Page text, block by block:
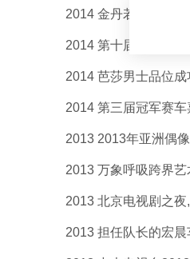
2014 金丹若国际微电
2014 第十届全国电视
2014 芭莎男士品位成功
2014 第三届冠军赛车
2013 2013年亚洲偶像
2013 万象呼吸跨界艺术
2013 北京电视剧之夜,
2013 担任队长的宏晨